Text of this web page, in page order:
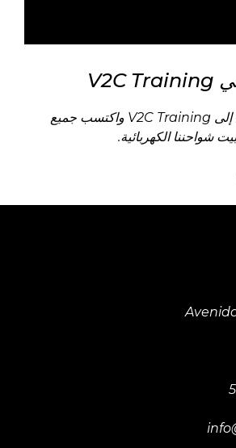
V2C Training
V2C Training واكتسب جميع
شواحننا الكهربائية.